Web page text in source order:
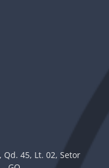
45, Lt. 02, Setor